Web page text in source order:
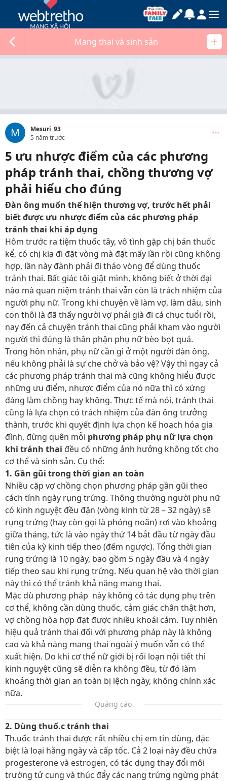
Mang thai và sinh sản
M
Mesuri_93
5 năm trước
5 ưu nhược điểm của các phương
pháp tránh thai, chồng thương vợ
phải hiểu cho đúng
Đàn ông muốn thể hiện thương vợ, trước hết phải
biết được ưu nhược điểm của các phương pháp
tránh thai khi áp dụng
Hôm trước ra tiệm thuốc tây, vô tình gặp chị bán thuốc
kể, có chị kia đi đặt vòng mà đặt mấy lần rồi cũng không
hợp, lần này đành phải đi tháo vòng để dùng thuốc
tránh thai. Bất giác tôi giật mình, không biết ở thời đại
nào mà quan niệm tránh thai vẫn còn là trách nhiệm của
người phụ nữ. Trong khi chuyện về làm vợ, làm dâu, sinh
con thôi là đã thấy người vợ phải già đi cả chục tuổi rồi,
nay đến cả chuyện tránh thai cũng phải kham vào người
người thì đúng là thân phận phụ nữ bèo bọt quá.
Trong hôn nhân, phụ nữ cần gì ở một người đàn ông,
nếu không phải là sự che chở và bảo vệ? Vậy thì ngay cả
các phương pháp tránh thai mà cũng không hiểu được
những ưu điểm, nhược điểm của nó nữa thì có xứng
đáng làm chồng hay không. Thực tế mà nói, tránh thai
cũng là lựa chọn có trách nhiệm của đàn ông trưởng
thành, trước khi quyết định lựa chọn kế hoạch hóa gia
đình, đừng quên mỗi phương pháp phụ nữ lựa chọn
khi tránh thai đều có những ảnh hưởng không tốt cho
cơ thể và sinh sản. Cụ thể:
1. Gần gũi trong thời gian an toàn
Nhiều cặp vợ chồng chọn phương pháp gần gũi theo
cách tính ngày rụng trứng. Thông thường người phụ nữ
có kinh nguyệt đều đặn (vòng kinh từ 28 – 32 ngày) sẽ
rụng trứng (hay còn gọi là phóng noãn) rơi vào khoảng
giữa tháng, tức là vào ngày thứ 14 bắt đầu từ ngày đầu
tiên của kỳ kinh tiếp theo (đếm ngược). Tổng thời gian
rụng trứng là 10 ngày, bao gồm 5 ngày đầu và 4 ngày
tiếp theo sau khi rụng trứng. Nếu quan hệ vào thời gian
này thì có thể tránh khả năng mang thai.
Mặc dù phương pháp này không có tác dụng phụ trên
cơ thể, không cần dùng thuốc, cảm giác chân thật hơn,
vợ chồng hòa hợp đạt được nhiều khoái cảm. Tuy nhiên
hiệu quả tránh thai đối với phương pháp này là không
cao và khả năng mang thai ngoài ý muốn vẫn có thể
xuất hiện. Do khi cơ thể nữ giới bị rối loạn nội tiết thì
kinh nguyệt cũng sẽ diễn ra không đều, từ đó làm
khoảng thời gian an toàn bị lệch ngày, không chính xác
nữa.
Quảng cáo
2. Dùng thuố.c tránh thai
Th.uốc tránh thai được rất nhiều chị em tin dùng, đặc
biệt là loại hằng ngày và cấp tốc. Cả 2 loại này đều chứa
progesterone và estrogen, có tác dụng thay đổi môi
trường tử cung và thúc đẩy các nang trứng ngừng phát